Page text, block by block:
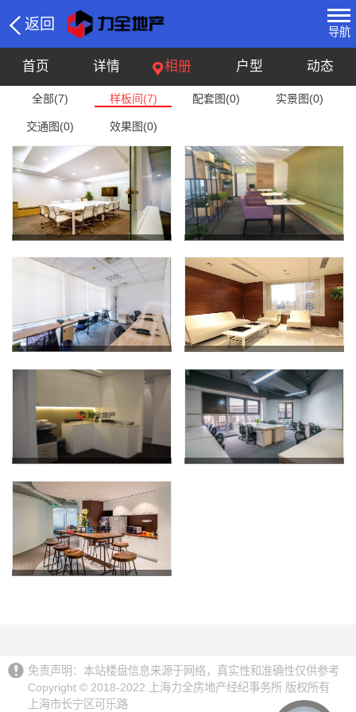
返回 导航
首页 详情 相册 户型 动态
全部(7) 样板间(7) 配套图(0) 实景图(0)
交通图(0) 效果图(0)
免责声明：本站楼盘信息来源于网络，真实性和准确性仅供参考
Copyright © 2018-2022 上海力全房地产经纪事务所 版权所有
上海市长宁区可乐路